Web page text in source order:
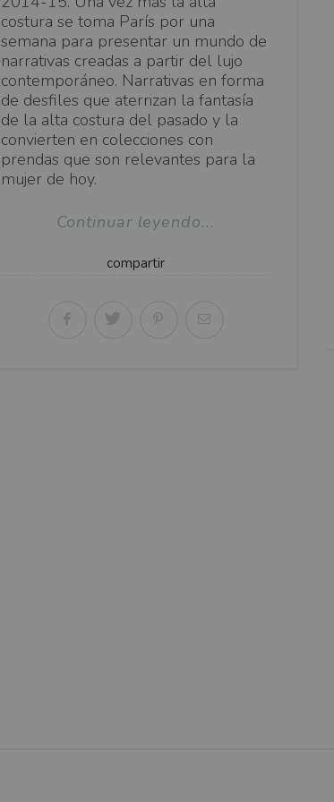
costura se toma París por una
semana para presentar un mundo de
narrativas creadas a partir del lujo
contemporáneo. Narrativas en forma
de desfiles que aterrizan la fantasía
de la alta costura del pasado y la
convierten en colecciones con
prendas que son relevantes para la
mujer de hoy.
Continuar leyendo...
compartir